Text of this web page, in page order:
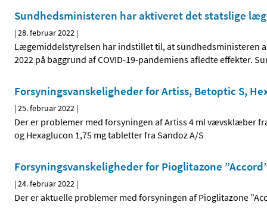
Sundhedsministeren har aktiveret det statslige
|28. februar 2022 |
Lægemiddelstyrelsen har indstillet til, at sundhedsministeren
2022 på baggrund af COVID-19-pandemiens afledte effekter.
Forsyningsvanskeligheder for Artiss, Betoptic S,
|25. februar 2022 |
Der er problemer med forsyningen af Artiss 4 ml vævsklæber
og Hexaglucon 1,75 mg tabletter fra Sandoz A/S
Forsyningsvanskeligheder for Pioglitazone
|24. februar 2022 |
Der er aktuelle problemer med forsyningen af Pioglitazone